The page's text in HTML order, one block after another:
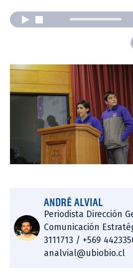
ANDRÉ ALVIAL
Periodista Dirección
Comunicación
3111713 / +569
analvial@ubiobio.cl